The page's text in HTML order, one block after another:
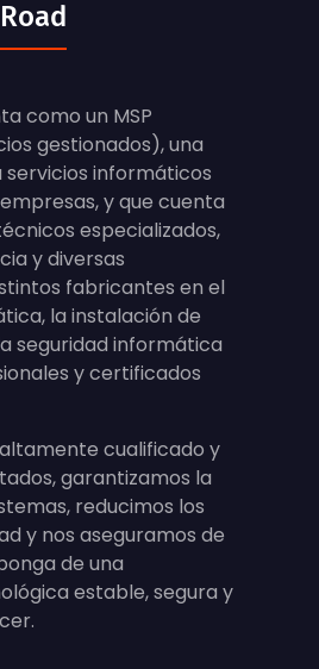
como un MSP
gestionados), una
informáticos
y que cuenta
especializados,
y diversas
fabricantes en el
la instalación de
seguridad informática
y certificados
cualificado y
garantizamos la
reducimos los
y nos aseguramos de
de una
estable, segura y